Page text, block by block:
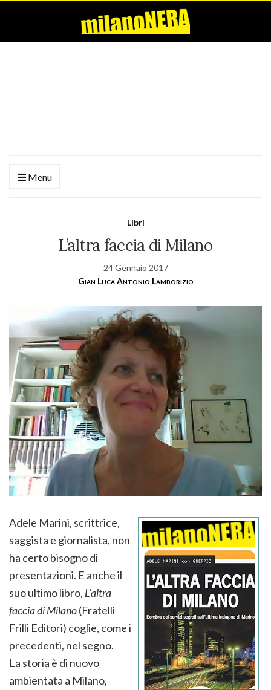
Menu
Libri
L’altra faccia di Milano
24 Gennaio 2017
Gian Luca Antonio Lamborizio
Adele Marini, scrittrice,
saggista e giornalista, non
ha certo bisogno di
presentazioni. E anche il
suo ultimo libro, L’altra
faccia di Milano(Fratelli
Frilli Editori) coglie, come i
precedenti, nel segno.
La storia è di nuovo
ambientata a Milano,